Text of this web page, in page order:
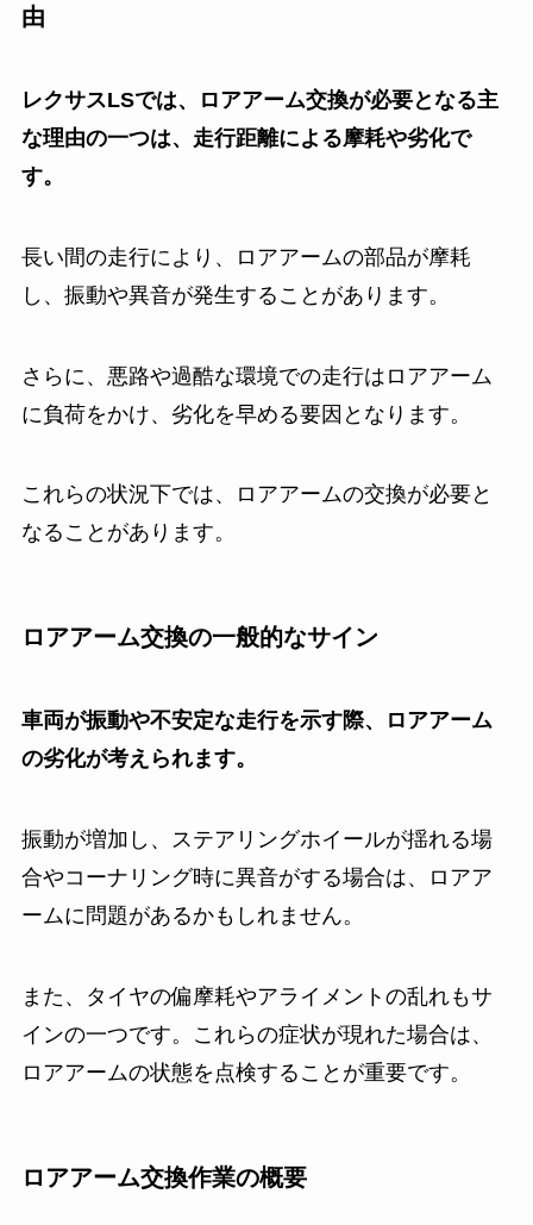
由
レクサスLSでは、ロアアーム交換が必要となる主
な理由の一つは、走行距離による摩耗や劣化で
す。
長い間の走行により、ロアアームの部品が摩耗
し、振動や異音が発生することがあります。
さらに、悪路や過酷な環境での走行はロアアーム
に負荷をかけ、劣化を早める要因となります。
これらの状況下では、ロアアームの交換が必要と
なることがあります。
ロアアーム交換の一般的なサイン
車両が振動や不安定な走行を示す際、ロアアーム
の劣化が考えられます。
振動が増加し、ステアリングホイールが揺れる場
合やコーナリング時に異音がする場合は、ロアア
ームに問題があるかもしれません。
また、タイヤの偏摩耗やアライメントの乱れもサ
インの一つです。これらの症状が現れた場合は、
ロアアームの状態を点検することが重要です。
ロアアーム交換作業の概要